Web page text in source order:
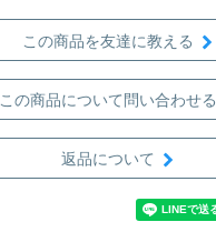
この商品を友達に教える
この商品について問い合わせる
返品について